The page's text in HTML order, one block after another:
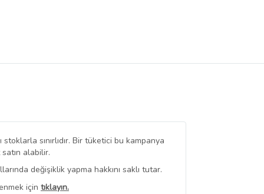
stoklarla sınırlıdır. Bir tüketici bu kampanya
alabilir.
değişiklik yapma hakkını saklı tutar.
için tıklayın.